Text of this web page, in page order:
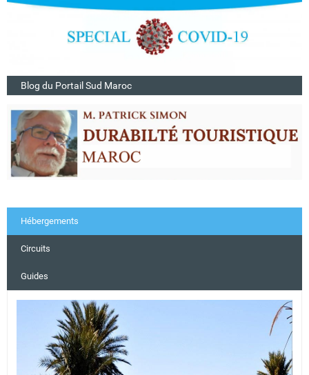
Blog du Portail Sud Maroc
Hébergements
Circuits
Guides